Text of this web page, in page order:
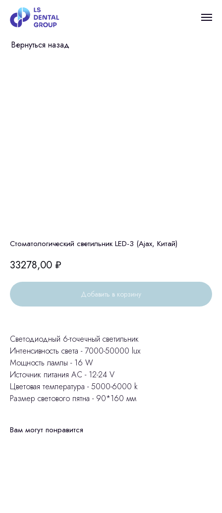
Вернуться назад
Стоматологический светильник LED-3 (Ajax, Китай)
33278,00 ₽
Добавить в корзину
Светодиодный 6-точечный светильник
Интенсивность света - 7000-50000 lux
Мощность лампы - 16 W
Источник питания АС - 12-24 V
Цветовая температура - 5000-6000 k
Размер светового пятна - 90*160 мм
Вам могут понравится